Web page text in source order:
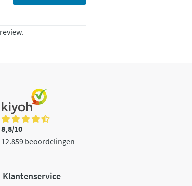
8,8/10
12.859 beoordelingen
Klantenservice